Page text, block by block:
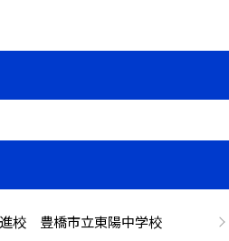
校 豊橋市立東陽中学校